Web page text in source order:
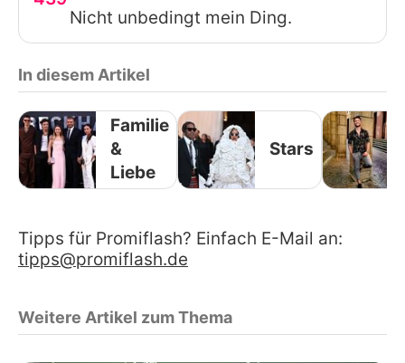
Nicht unbedingt mein Ding.
In diesem Artikel
Familie
&
Liebe
Stars
Tipps für Promiflash? Einfach E-Mail an:
tipps@promiflash.de
Weitere Artikel zum Thema